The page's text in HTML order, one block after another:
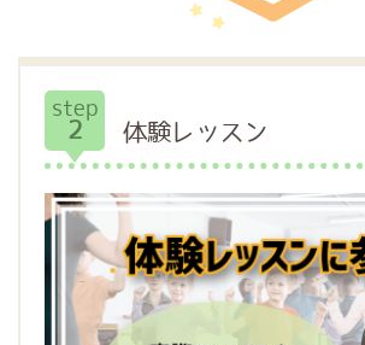
step
2 体験レッスン